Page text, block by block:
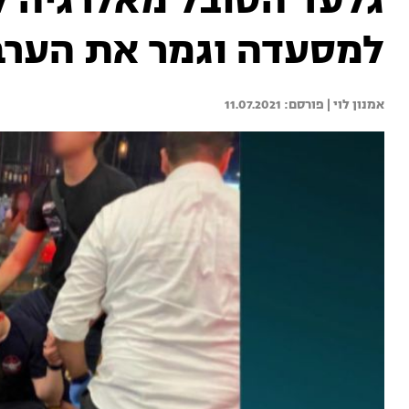
למסעדה וגמר את
אמנון לוי | 11.07.2021